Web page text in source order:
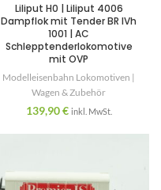
Liliput H0 | Liliput 4006
Dampflok mit Tender BR IVh
1001 | AC
Schlepptenderlokomotive
mit OVP
Modelleisenbahn Lokomotiven |
Wagen & Zubehör
139,90€ inkl. MwSt.